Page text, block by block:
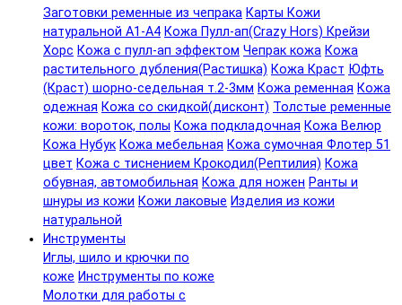
Заготовки ременные из чепрака Карты Кожи
натуральной А1-А4 Кожа Пулл-ап(Crazy Hors) Крейзи
Хорс Кожа с пулл-ап эффектом Чепрак кожа Кожа
растительного дубления(Растишка) Кожа Краст Юфть
(Краст) шорно-седельная т.2-3мм Кожа ременная Кожа
одежная Кожа со скидкой(дисконт) Толстые ременные
кожи: вороток, полы Кожа подкладочная Кожа Велюр
Кожа Нубук Кожа мебельная Кожа сумочная Флотер 51
цвет Кожа с тиснением Крокодил(Рептилия) Кожа
обувная, автомобильная Кожа для ножен Ранты и
шнуры из кожи Кожи лаковые Изделия из кожи
натуральной
Инструменты
Иглы, шило и крючки по
коже Инструменты по коже
Молотки для работы с